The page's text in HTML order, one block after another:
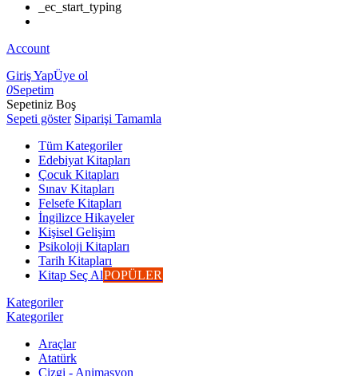
_ec_start_typing
Account
Giriş YapÜye ol
0Sepetim
Sepetiniz Boş
Sepeti göster Siparişi Tamamla
Tüm Kategoriler
Edebiyat Kitapları
Çocuk Kitapları
Sınav Kitapları
Felsefe Kitapları
İngilizce Hikayeler
Kişisel Gelişim
Psikoloji Kitapları
Tarih Kitapları
Kitap Seç AlPOPÜLER
Kategoriler
Kategoriler
Araçlar
Atatürk
Çizgi - Animasyon